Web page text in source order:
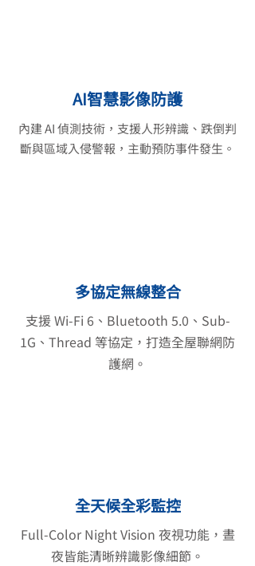
AI智慧影像防護
內建 AI 偵測技術，支援人形辨識、跌倒判
斷與區域入侵警報，主動預防事件發生。
多協定無線整合
支援 Wi-Fi 6、Bluetooth 5.0、Sub-
1G、Thread 等協定，打造全屋聯網防
護網。
全天候全彩監控
Full-Color Night Vision 夜視功能，晝
夜皆能清晰辨識影像細節。